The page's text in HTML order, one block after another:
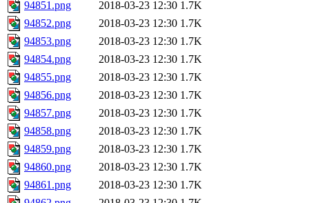
94851.png 2018-03-23 12:30 1.7K
94852.png
2018-03-23 12:30 1.7K
94853.png
2018-03-23 12:30 1.7K
94854.png
2018-03-23 12:30 1.7K
94855.png
2018-03-23 12:30 1.7K
94856.png
2018-03-23 12:30 1.7K
94857.png
2018-03-23 12:30 1.7K
94858.png
2018-03-23 12:30 1.7K
94859.png
2018-03-23 12:30 1.7K
94860.png
2018-03-23 12:30 1.7K
94861.png
2018-03-23 12:30 1.7K